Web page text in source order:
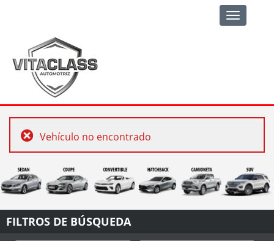
Toggle
navigation
Vehículo no encontrado
FILTROS DE BÚSQUEDA